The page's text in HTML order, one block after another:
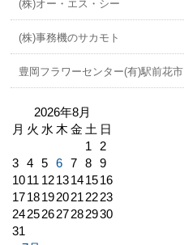
(株)オー・エス・シー
(株)事務機のサカモト
豊岡フラワーセンター(有)駅前花市
2026年8月
月 火 水 木 金 土 日
1
2
3
4 5 6 7 8
9
1011 1213141516
1718192021 2223
24252627282930
31